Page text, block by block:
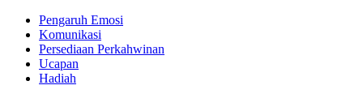
Pengaruh Emosi
Komunikasi
Persediaan Perkahwinan
Ucapan
Hadiah